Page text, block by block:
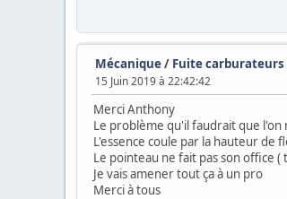
Mécanique/ Fuite carburateurs
15 Juin 2019 à 22:42:42
Merci Anthony
Le problème qu'il faudrait que l'on
L'essence coule par la hauteur de
Le pointeau ne fait pas son office
Je vais amener tout ça à un pro
Merci à tous